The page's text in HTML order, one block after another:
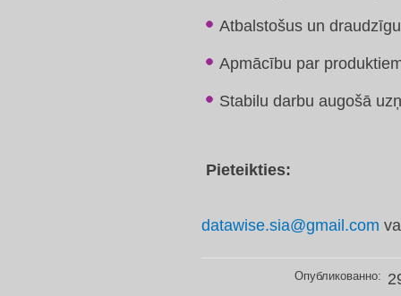
Atbalstošus un
Apmācību par
Stabilu darbu augošā
Pieteikties:
datawise.sia@gmail.com
Опубликованно: